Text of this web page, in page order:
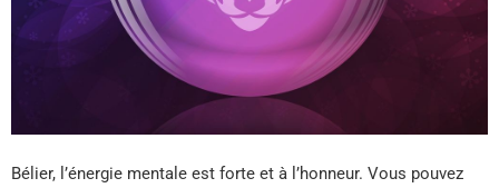
Bélier, l’énergie mentale est forte et à l’honneur. Vous pouvez